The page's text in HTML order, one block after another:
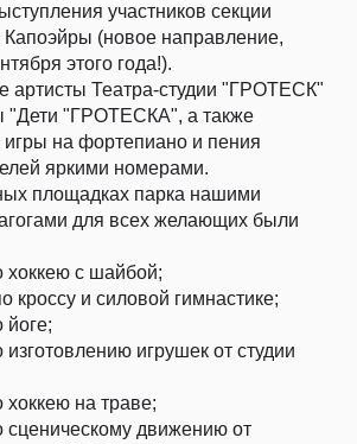
участников секции
(новое направление,
этого года!).
артисты Театра-студии "ГРОТЕСК"
"Дети "ГРОТЕСКА", а также
игры на фортепиано и пения
яркими номерами.
площадках парка нашими
для всех желающих были
хоккею с шайбой;
кроссу и силовой гимнастике;
йоге;
изготовлению игрушек от студии
хоккею на траве;
сценическому движению от